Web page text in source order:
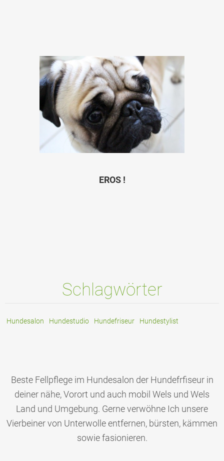
EROS !
Schlagwörter
Hundesalon Hundestudio Hundefriseur Hundestylist
Beste Fellpflege im Hundesalon der Hundefrfiseur in
deiner nähe, Vorort und auch mobil Wels und Wels
Land und Umgebung. Gerne verwöhne Ich unsere
Vierbeiner von Unterwolle entfernen, bürsten, kämmen
sowie fasionieren.